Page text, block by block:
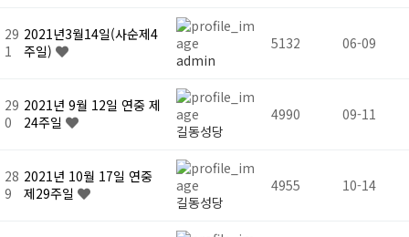
29
1
2021년3월14일(사순제4
주일)
admin
5132 06-09
29
0
2021년 9월 12일 연중 제
24주일
길동성당
4990 09-11
28
9
2021년 10월 17일 연중
제29주일
길동성당
4955 10-14